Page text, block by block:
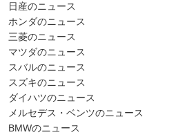
日産のニュース
ホンダのニュース
三菱のニュース
マツダのニュース
スバルのニュース
スズキのニュース
ダイハツのニュース
メルセデス・ベンツのニュース
BMWのニュース